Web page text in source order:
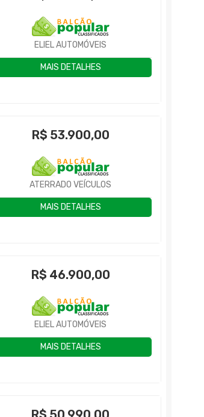
ELIEL AUTOMÓVEIS
MAIS DETALHES
R$ 53.900,00
ATERRADO VEÍCULOS
MAIS DETALHES
R$ 46.900,00
ELIEL AUTOMÓVEIS
MAIS DETALHES